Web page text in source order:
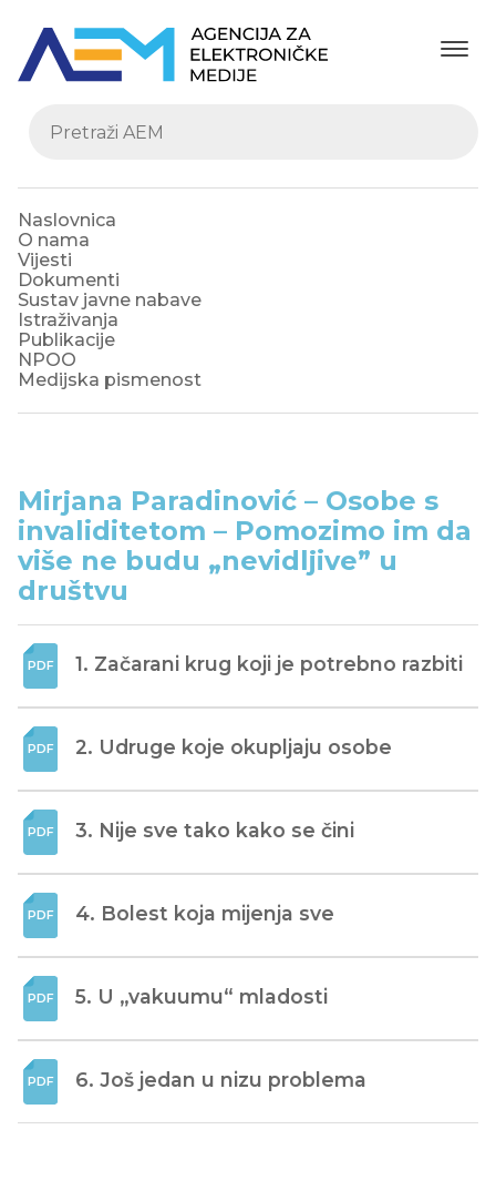
Naslovnica
O nama
Vijesti
Dokumenti
Sustav javne nabave
Istraživanja
Publikacije
NPOO
Medijska pismenost
Mirjana Paradinović – Osobe s
invaliditetom – Pomozimo im da
više ne budu „nevidljive” u
društvu
1. Začarani krug koji je potrebno razbiti
2. Udruge koje okupljaju osobe
3. Nije sve tako kako se čini
4. Bolest koja mijenja sve
5. U „vakuumu“ mladosti
6. Još jedan u nizu problema